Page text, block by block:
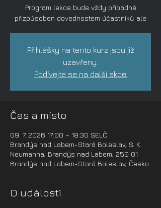
Program lekce bude vždy případně
přizpůsoben dovednostem účastníků ale
Přihlášky na tento kurz jsou již
uzavřeny.
Podívejte se na další akce.
Čas a místo
09. 7. 2026 17:00 – 18:30 SELČ
Brandýs nad Labem-Stará Boleslav, S. K.
Neumanna, Brandýs nad Labem, 250 01
Brandýs nad Labem-Stará Boleslav, Česko
O události